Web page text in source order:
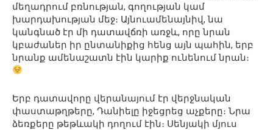
մեղադրում բռնության, գողության կամ
խարդախության մեջ։ Այնուամենայնիվ, նա
կանգնած էր մի դատավճռի առջև, որը նրան
կբաժաներ իր ընտանիքից հենց այն պահին, երբ
նրանք ամենաշատն էին կարիք ունենում նրան։
Երբ դատավորը վերանայում էր վերջնական
փաստաթղթերը, Դանիելը իջեցրեց աչքերը։ Նրա
ձեռքերը թեթևակի դողում էին։ Սենյակի մյուս